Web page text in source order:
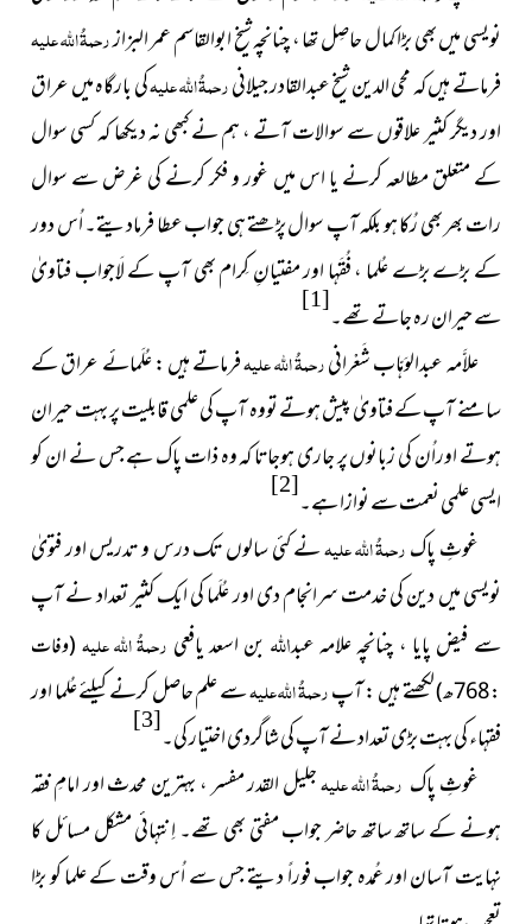
نویسی میں بھی بڑا کمال حاصِل تھا ، چنانچہ شیخ ابوالقاسم عمر البزازرحمۃُ اللہ علیہ
فرماتے ہیں کہ محی الدین شیخ عبدالقادر جیلانیرحمۃُ اللہ علیہکی بارگاہ میں عراق
اور دیگر کثیر علاقوں سے سوالات آتے ، ہم نے کبھی نہ دیکھا کہ کسی سوال
کے متعلق مطالعہ کرنے یا اس میں غور و فکر کرنے کی غرض سے سوال
رات بھر بھی رُکا ہو بلکہ آپ سوال پڑھتے ہی جواب عطا فرمادیتے۔ اُس دور
کے بڑے بڑے عُلما ، فُقَہا اور مفتیانِ کِرام بھی آپ کے لَاجواب فتاویٰ
سے حیران رہ جاتے تھے۔[1]
علاَّمہ عبدالوَہّاب شَعْرانیرحمۃُ اللہ علیہفرماتے ہیں : عُلَمائے عراق کے
سامنے آپ کے فتاویٰ پیش ہوتے تووہ آپ کی علمی قابلیت پر بہت حیران
ہوتے اوراُن کی زبانوں پر جاری ہوجاتا کہ وہ ذات پاک ہے جس نے ان کو
ایسی علمی نعمت سے نوازا ہے۔[2]
غوثِ پاکرحمۃُ اللہ علیہنے کئی سالوں تک درس و تدریس اور فتویٰ
نویسی میں دین کی خدمت سرانجام دی اور عُلَما کی ایک کثیر تعداد نے آپ
سے فیض پایا ، چنانچہ علامہ عبداللہبن اسعد یافعی رحمۃُ اللہ علیہ(وفات
: 768ھ)
لکھتے ہیں : آپرحمۃُ اللہ علیہسے علم حاصل کرنے کیلئے عُلما اور
فقہاء کی بہت بڑی تعداد نے آپ کی شاگردی اختیار کی۔[3]
غوثِ پاک رحمۃُ اللہ علیہجلیل القدر مفسر ، بہترین محدث اور امامِ فقہ
ہونے کے ساتھ ساتھ حاضر جواب مفتی بھی تھے۔ اِنتہائی مشکل مسائل کا
نہایت آسان اور عُمدہ جواب فوراً دیتے جس سے اُس وقت کے علما کو بڑا